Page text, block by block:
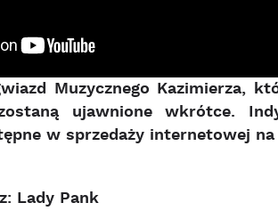
Muzycznego Kazimierza,
zostaną ujawnione wkrótce.
w sprzedaży internetowej
Lady Pank